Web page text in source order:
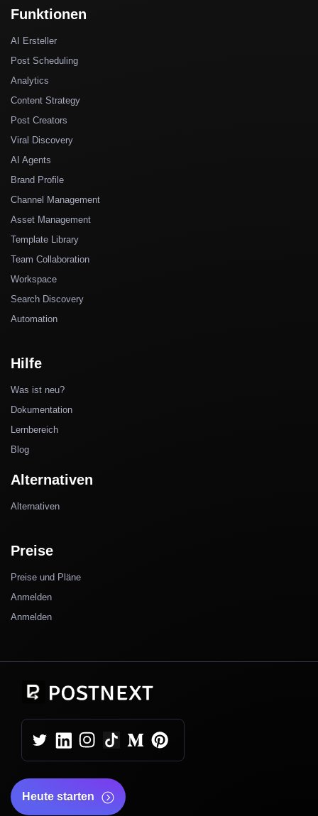
Funktionen
AI Ersteller
Post Scheduling
Analytics
Content Strategy
Post Creators
Viral Discovery
AI Agents
Brand Profile
Channel Management
Asset Management
Template Library
Team Collaboration
Workspace
Search Discovery
Automation
Hilfe
Was ist neu?
Dokumentation
Lernbereich
Blog
Alternativen
Alternativen
Preise
Preise und Pläne
Anmelden
Anmelden
Heute starten